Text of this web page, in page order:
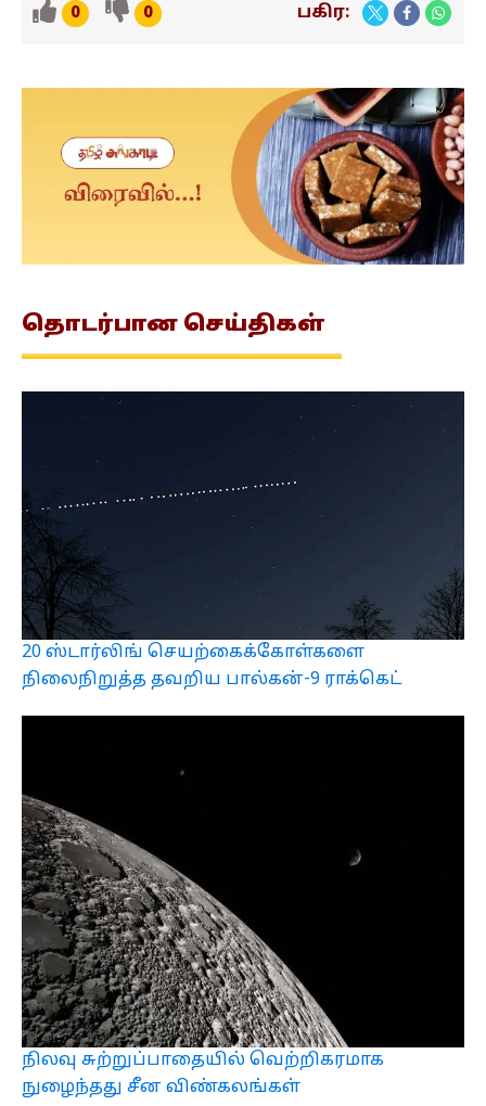
0 0 பகிர:
தொடர்பான செய்திகள்
20 ஸ்டார்லிங் செயற்கைக்கோள்களை
நிலைநிறுத்த தவறிய பால்கன்-9 ராக்கெட்
நிலவு சுற்றுப்பாதையில் வெற்றிகரமாக
நுழைந்தது சீன விண்கலங்கள்